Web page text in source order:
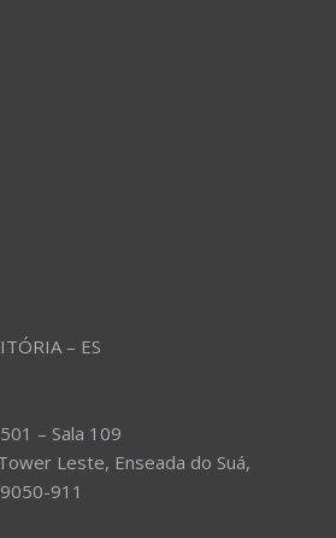
– ES
– Sala 109
Leste, Enseada do Suá,
911